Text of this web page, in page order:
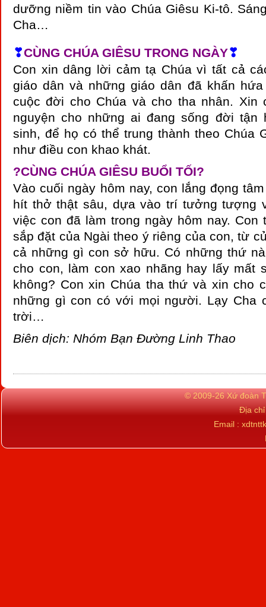
dưỡng niềm tin vào Chúa Giêsu Ki-tô.
Cha…
❣CÙNG CHÚA GIÊSU TRONG NGÀY❣
Con xin dâng lời cảm tạ Chúa vì tất cả
giáo dân và những giáo dân đã khấn
cuộc đời cho Chúa và cho tha nhân. Xin
nguyện cho những ai đang sống đời tận
sinh, để họ có thể trung thành theo Chúa
như điều con khao khát.
?CÙNG CHÚA GIÊSU BUỔI TỐI?
Vào cuối ngày hôm nay, con lắng đọng
hít thở thật sâu, dựa vào trí tưởng tượng
việc con đã làm trong ngày hôm nay.
sắp đặt của Ngài theo ý riêng của con, từ
cả những gì con sở hữu. Có những thứ
cho con, làm con xao nhãng hay lấy mất
không? Con xin Chúa tha thứ và xin cho
những gì con có với mọi người. Lạy Cha
trời…
Biên dịch: Nhóm Bạn Đường Linh Thao
© 2009-26 Xứ đoàn
Địa
Email :